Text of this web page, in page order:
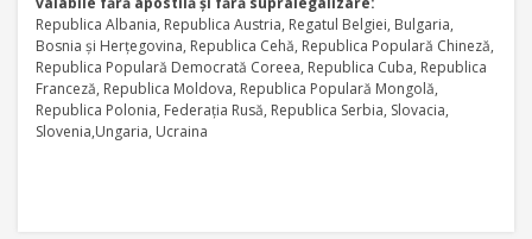
Republica Albania, Republica Austria, Regatul Belgiei, Bulgaria,
Bosnia şi Herţegovina, Republica Cehă, Republica Populară Chineză,
Republica Populară Democrată Coreea, Republica Cuba, Republica
Franceză, Republica Moldova, Republica Populară Mongolă,
Republica Polonia, Federaţia Rusă, Republica Serbia, Slovacia,
Slovenia,Ungaria, Ucraina